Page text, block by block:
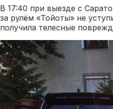
В 17:40 при выезде с
за рулём «Тойоты» не
получила телесные